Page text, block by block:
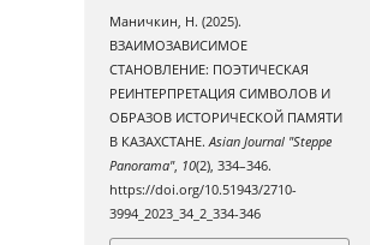
Маничкин, Н. (2025).
ВЗАИМОЗАВИСИМОЕ
СТАНОВЛЕНИЕ: ПОЭТИЧЕСКАЯ
РЕИНТЕРПРЕТАЦИЯ СИМВОЛОВ И
ОБРАЗОВ ИСТОРИЧЕСКОЙ ПАМЯТИ
В КАЗАХСТАНЕ.Asian Journal "Steppe
Panorama", 10(2), 334–346.
https://doi.org/10.51943/2710-
3994_2023_34_2_334-346